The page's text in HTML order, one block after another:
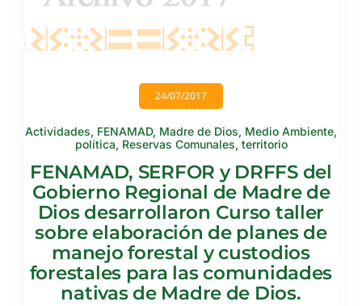
24/07/2017
Actividades, FENAMAD, Madre de Dios, Medio Ambiente,
política, Reservas Comunales, territorio
FENAMAD, SERFOR y DRFFS del
Gobierno Regional de Madre de
Dios desarrollaron Curso taller
sobre elaboración de planes de
manejo forestal y custodios
forestales para las comunidades
nativas de Madre de Dios.